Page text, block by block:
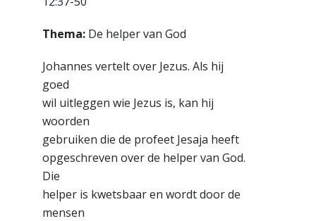
Thema: De helper van God
Johannes vertelt over Jezus. Als hij
goed
wil uitleggen wie Jezus is, kan hij
woorden
gebruiken die de profeet Jesaja heeft
opgeschreven over de helper van God.
Die
helper is kwetsbaar en wordt door de
mensen